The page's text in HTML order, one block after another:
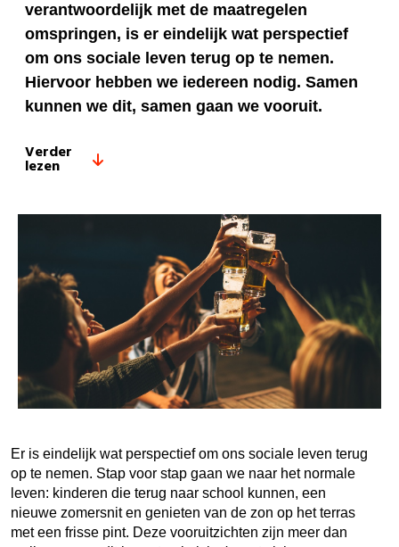
verantwoordelijk met de maatregelen
omspringen, is er eindelijk wat perspectief
om ons sociale leven terug op te nemen.
Hiervoor hebben we iedereen nodig. Samen
kunnen we dit, samen gaan we vooruit.
Verder
lezen
Er is eindelijk wat perspectief om ons sociale leven terug
op te nemen. Stap voor stap gaan we naar het normale
leven: kinderen die terug naar school kunnen, een
nieuwe zomersnit en genieten van de zon op het terras
met een frisse pint. Deze vooruitzichten zijn meer dan